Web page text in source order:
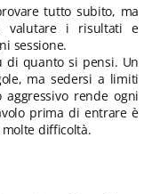
tutto subito, ma
valutare i risultati e
sessione.
di quanto si pensi. Un
ma sedersi a limiti
rende ogni
prima di entrare è
difficoltà.